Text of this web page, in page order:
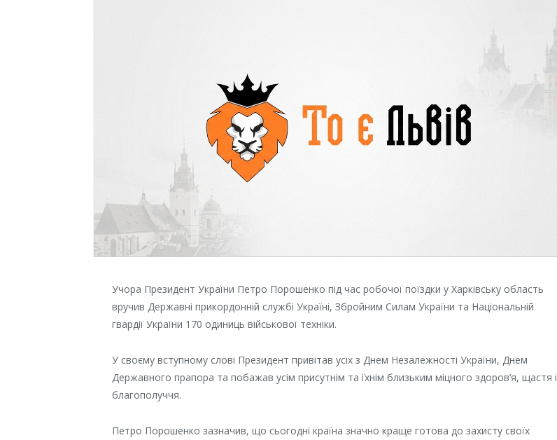
Учора Президент України Петро Порошенко під час робочої поїздки у Харківську область
вручив Державні прикордонній службі Україні, Збройним Силам України та Національній
гвардії України 170 одиниць військової техніки.
У своєму вступному слові Президент привітав усіх з Днем Незалежності України, Днем
Державного прапора та побажав усім присутнім та їхнім близьким міцного здоров’я, щастя і
благополуччя.
Петро Порошенко зазначив, що сьогодні країна значно краще готова до захисту своїх